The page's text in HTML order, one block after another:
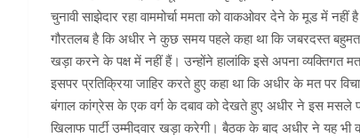
चुनावी साझेदार रहा वाममोर्चा ममता को वाकओवर देने के मूड में
गौरतलब है कि अधीर ने कुछ समय पहले कहा था कि जबरदस्त बहुमत
खड़ा करने के पक्ष में नहीं हैं। उन्होंने हालांकि इसे अपना व्यक्तिगत
इसपर प्रतिक्रिया जाहिर करते हुए कहा था कि अधीर के मत पर
बंगाल कांग्रेस के एक वर्ग के दबाव को देखते हुए अधीर ने इस मसले
खिलाफ पार्टी उम्मीदवार खड़ा करेगी। बैठक के बाद अधीर ने यह